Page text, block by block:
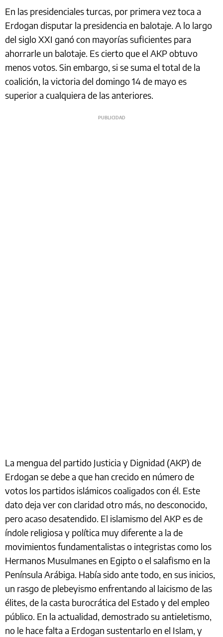
En las presidenciales turcas, por primera vez toca a
Erdogan disputar la presidencia en balotaje. A lo largo
del siglo XXI ganó con mayorías suficientes para
ahorrarle un balotaje. Es cierto que el AKP obtuvo
menos votos. Sin embargo, si se suma el total de la
coalición, la victoria del domingo 14 de mayo es
superior a cualquiera de las anteriores.
La mengua del partido Justicia y Dignidad (AKP) de
Erdogan se debe a que han crecido en número de
votos los partidos islámicos coaligados con él. Este
dato deja ver con claridad otro más, no desconocido,
pero acaso desatendido. El islamismo del AKP es de
índole religiosa y política muy diferente a la de
movimientos fundamentalistas o integristas como los
Hermanos Musulmanes en Egipto o el salafismo en la
Península Arábiga. Había sido ante todo, en sus inicios,
un rasgo de plebeyismo enfrentando al laicismo de las
élites, de la casta burocrática del Estado y del empleo
público. En la actualidad, demostrado su antieletismo,
no le hace falta a Erdogan sustentarlo en el Islam, y